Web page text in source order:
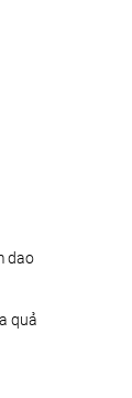
dao
quả